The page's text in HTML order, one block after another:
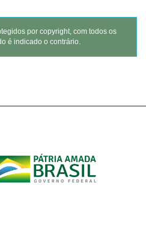
por copyright, com todos os
é indicado o contrário.